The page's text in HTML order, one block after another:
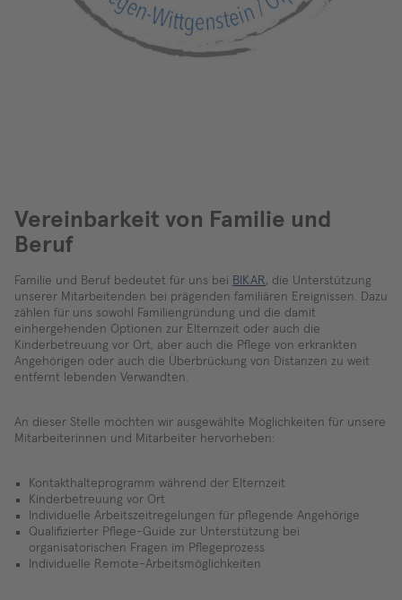
Vereinbarkeit von Familie und
Beruf
Familie und Beruf bedeutet für uns bei BIKAR, die Unterstützung
unserer Mitarbeitenden bei prägenden familiären Ereignissen. Dazu
zählen für uns sowohl Familiengründung und die damit
einhergehenden Optionen zur Elternzeit oder auch die
Kinderbetreuung vor Ort, aber auch die Pflege von erkrankten
Angehörigen oder auch die Überbrückung von Distanzen zu weit
entfernt lebenden Verwandten.
An dieser Stelle möchten wir ausgewählte Möglichkeiten für unsere
Mitarbeiterinnen und Mitarbeiter hervorheben:
Kontakthalteprogramm während der Elternzeit
Kinderbetreuung vor Ort
Individuelle Arbeitszeitregelungen für pflegende Angehörige
Qualifizierter Pflege-Guide zur Unterstützung bei
organisatorischen Fragen im Pflegeprozess
Individuelle Remote-Arbeitsmöglichkeiten